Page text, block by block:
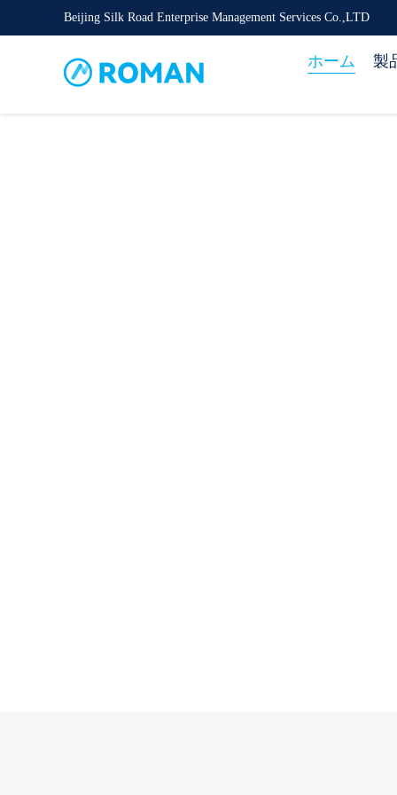
Beijing Silk Road Enterprise Management Services Co.,LTD
ホーム 製